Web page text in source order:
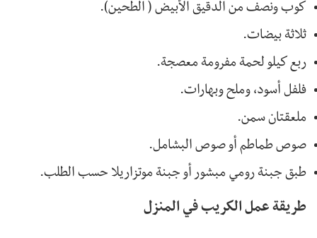
كوب ونصف من الدقيق الأبيض ( الطحين).
ثلاثة بيضات.
ربع كيلو لحمة مفرومة معصجة.
فلفل أسود، وملح وبهارات.
ملعقتان سمن.
صوص طماطم أو صوص البشامل.
طبق جبنة رومي مبشور أو جبنة موتزاريلا حسب الطلب.
طريقة عمل الكريب في المنزل